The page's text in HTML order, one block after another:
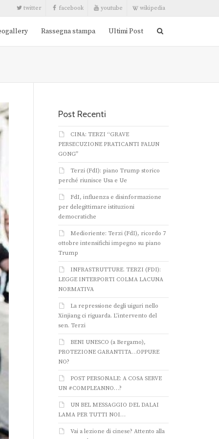
twitter facebook youtube wikipedia
Rassegna stampa Ultimi Post
Post Recenti
CINA: TERZI “GRAVE
PERSECUZIONE PRATICANTI FALUN
GONG”
Terzi (FdI): piano Trump storico
perché riunisce Usa e Ue
FdI, influenza e disinformazione
per delegittimare istituzioni
democratiche
Medioriente: Terzi (FdI), ricordo 7
ottobre intensifichi impegno su piano
Trump
INFRASTRUTTURE. TERZI (FDI):
LEGGE INTERPORTI COLMA LACUNA
NORMATIVA
La repressione degli uiguri nello
Xinjiang ci riguarda. L’intervento del
sen. Terzi
BENI UNESCO (a Bergamo),
PROTEZIONE GARANTITA…OPPURE
NO?
POST PERSONALE: A COSA SERVE
UN #COMPLEANNO…?
UN BEL MESSAGGIO DEL DALAI
LAMA PER TUTTI NOI…
Vai a lezione di cinese? Attento alla